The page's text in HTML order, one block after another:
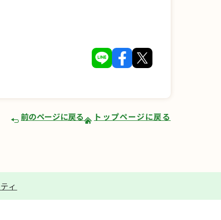
前のページに戻る トップページに戻る
ィ